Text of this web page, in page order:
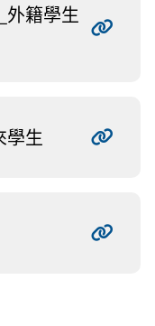
外籍學生
學生